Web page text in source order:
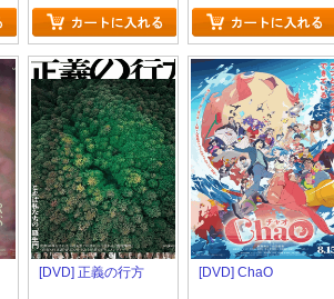
[DVD] 正義の行方 [DVD] ChaO